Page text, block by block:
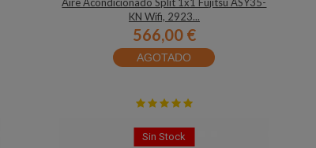
Aire Acondicionado Split 1x1 Fujitsu ASY35-
KN Wifi, 2923...
566,00 €
AGOTADO
Sin Stock